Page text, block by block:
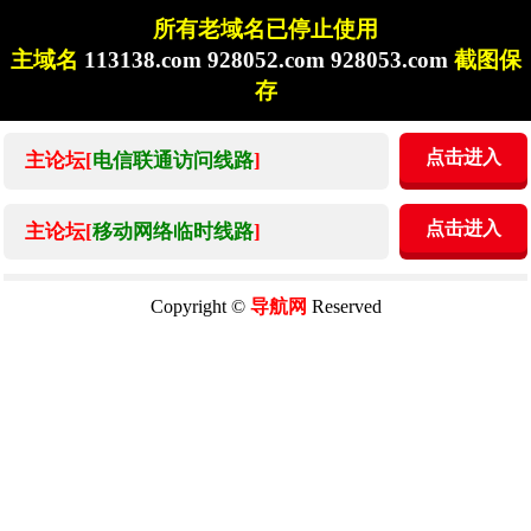
所有老域名已停止使用
主域名 113138.com 928052.com 928053.com 截图保
存
主论坛[电信联通访问线路] 点击进入
主论坛[移动网络临时线路] 点击进入
Copyright © 导航网 Reserved